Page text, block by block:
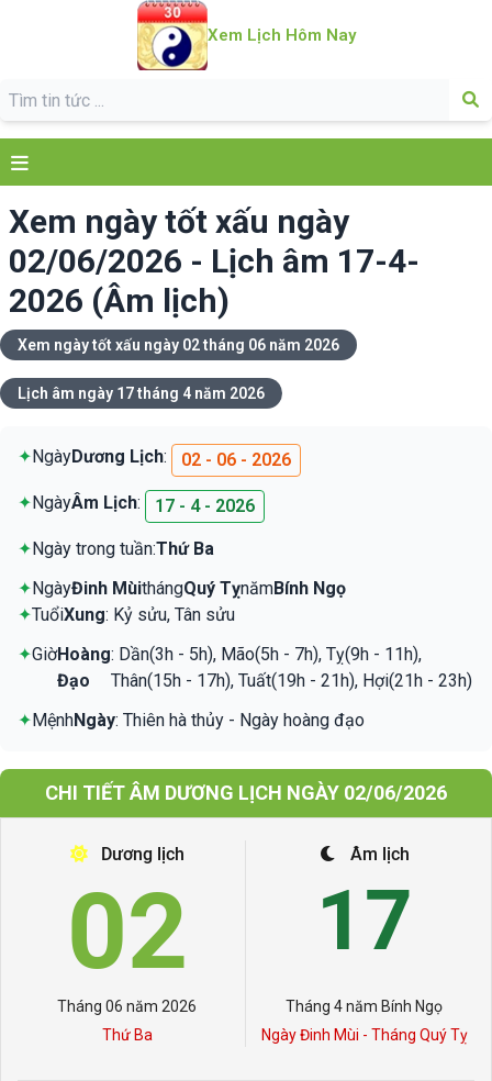
Xem Lịch Hôm Nay
Xem ngày tốt xấu ngày
02/06/2026 - Lịch âm 17-4-
2026 (Âm lịch)
Xem ngày tốt xấu ngày 02 tháng 06 năm 2026
Lịch âm ngày 17 tháng 4 năm 2026
✦NgàyDương Lịch: 02 - 06 - 2026
✦NgàyÂm Lịch: 17 - 4 - 2026
✦Ngày trong tuần:Thứ Ba
✦NgàyĐinh MùithángQuý TỵnămBính Ngọ
✦TuổiXung: Kỷ sửu, Tân sửu
✦GiờHoàng
Đạo
: Dần(3h - 5h), Mão(5h - 7h), Tỵ(9h - 11h),
Thân(15h - 17h), Tuất(19h - 21h), Hợi(21h - 23h)
✦MệnhNgày: Thiên hà thủy - Ngày hoàng đạo
CHI TIẾT ÂM DƯƠNG LỊCH NGÀY 02/06/2026
Dương lịch
02
Tháng 06 năm 2026
Thứ Ba
Âm lịch
17
Tháng 4 năm Bính Ngọ
Ngày Đinh Mùi - Tháng Quý Tỵ